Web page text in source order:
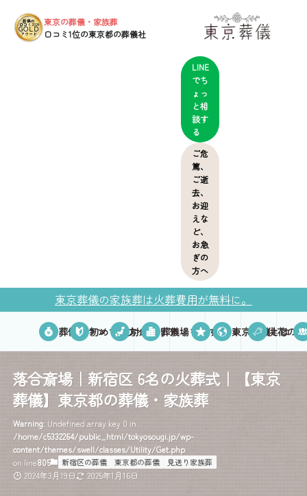
葬儀の
口コミ2024
GOLD
アワード
東京の葬儀・家族葬
口コミ1位の東京都の葬儀社
LINE
でち
ょっ
と相
談す
る
ご危
篤、
ご逝
去、
お迎
えな
ど、
お急
ぎの
方へ
東京葬儀の家族葬は火葬費用が無料に。
葬儀プラン初めての方へ対応エリア葬儀場を探す口コミ東京葬儀とは
供花の
落合斎場｜新宿区 6名の火葬式｜【東京
葬儀】東京都の葬儀・家族葬
Warning: Undefined array key 0 in
/home/c5332264/public_html/tokyosougi.jp/wp-
content/themes/swell/classes/Utility/Get.php
on line805 新宿区の葬儀 東京都の葬儀 見送り家族葬
2024年3月19日 2025年1月16日